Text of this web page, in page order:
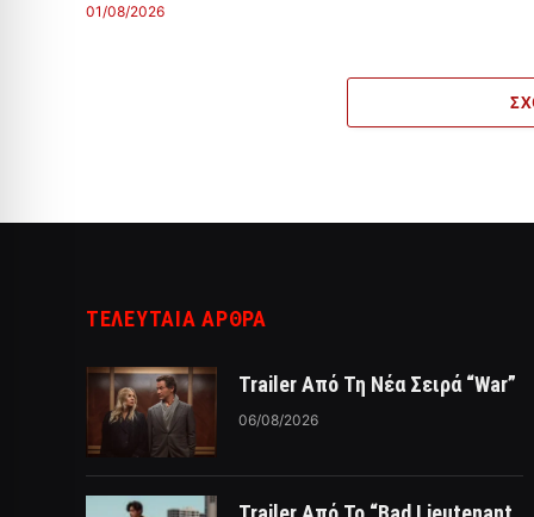
01/08/2026
ΤΕΛΕΥΤΑΙΑ ΑΡΘΡΑ
Trailer Από Τη Νέα Σειρά “War”
06/08/2026